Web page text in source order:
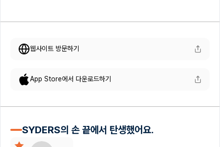
웹사이트 방문하기
App Store에서 다운로드하기
SYDERS의 손 끝에서 탄생했어요.